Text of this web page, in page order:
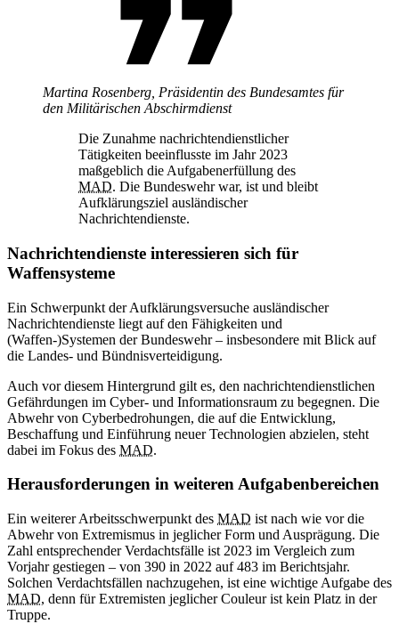
Martina Rosenberg, Präsidentin des Bundesamtes für
den Militärischen Abschirmdienst
Die Zunahme nachrichtendienstlicher
Tätigkeiten beeinflusste im Jahr 2023
maßgeblich die Aufgabenerfüllung des
MAD. Die Bundeswehr war, ist und bleibt
Aufklärungsziel ausländischer
Nachrichtendienste.
Nachrichtendienste interessieren sich für
Waffensysteme
Ein Schwerpunkt der Aufklärungsversuche ausländischer
Nachrichtendienste liegt auf den Fähigkeiten und
(Waffen-)Systemen der Bundeswehr – insbesondere mit Blick auf
die Landes- und Bündnisverteidigung.
Auch vor diesem Hintergrund gilt es, den nachrichtendienstlichen
Gefährdungen im Cyber- und Informationsraum zu begegnen. Die
Abwehr von Cyberbedrohungen, die auf die Entwicklung,
Beschaffung und Einführung neuer Technologien abzielen, steht
dabei im Fokus des MAD.
Herausforderungen in weiteren Aufgabenbereichen
Ein weiterer Arbeitsschwerpunkt des MAD ist nach wie vor die
Abwehr von Extremismus in jeglicher Form und Ausprägung. Die
Zahl entsprechender Verdachtsfälle ist 2023 im Vergleich zum
Vorjahr gestiegen – von 390 in 2022 auf 483 im Berichtsjahr.
Solchen Verdachtsfällen nachzugehen, ist eine wichtige Aufgabe des
MAD, denn für Extremisten jeglicher Couleur ist kein Platz in der
Truppe.